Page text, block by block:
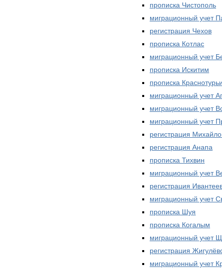
прописка Чистополь
миграционный учет
регистрация Чехов
прописка Котлас
миграционный учет
прописка Искитим
прописка
миграционный учет
миграционный учет
миграционный учет
регистрация
регистрация Анапа
прописка Тихвин
миграционный учет
регистрация
миграционный учет
прописка Шуя
прописка Когалым
миграционный учет
регистрация
миграционный учет